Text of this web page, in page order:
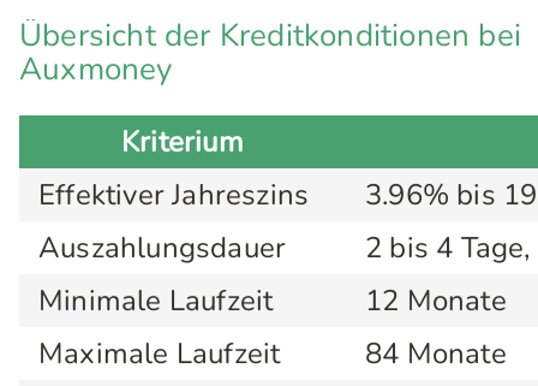
Übersicht der Kreditkonditionen bei
Auxmoney
Kriterium
Effektiver Jahreszins
3.96% bis
Auszahlungsdauer
2 bis 4
Minimale Laufzeit
12 Monate
Maximale Laufzeit
84 Monate